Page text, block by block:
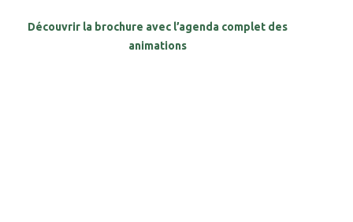
Découvrir la brochure avec l’agenda complet des
animations